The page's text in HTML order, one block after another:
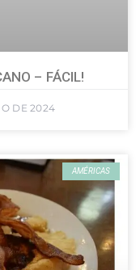
– FÁCIL!
DE 2024
AMÉRICAS